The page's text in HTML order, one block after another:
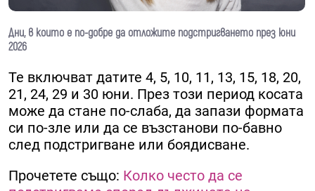
Дни, в които е по-добре да отложите подстригването през юни
2026
Те включват датите 4, 5, 10, 11, 13, 15, 18, 20,
21, 24, 29 и 30 юни. През този период косата
може да стане по-слаба, да запази формата
си по-зле или да се възстанови по-бавно
след подстригване или боядисване.
Прочетете също: Колко често да се